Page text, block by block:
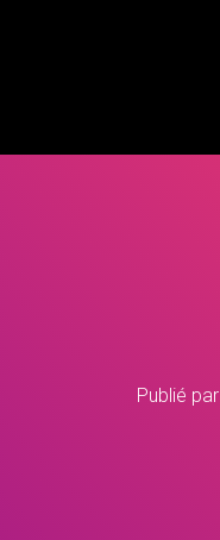
Publié par